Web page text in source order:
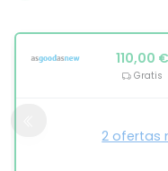
110,00 €
Gratis
2 ofertas